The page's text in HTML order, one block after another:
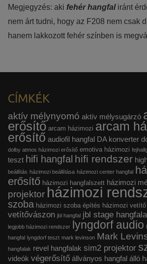
Megjegyzés: aki fehér hangfal iránt
nem árt tudni, hogy az F208 nem csak
hanem lakkozott fehér színben is
CÍMKÉK
aktív mélynyomó aktív mélysugárzó
erősítő arcam házimozi arcam
erősítő audiofil hangfal DA konverter
dolby atmos házimozi erősítő emotiva házimozi
teszt hifi hangfal hifi rendszer
beállítás házimozi beállítása házimozi center hangfal
erősítő házimozi hangfalszett házimozi
projektor házimozi
szoba házimozi szoba építés házimozi vetítő
vetítővászon jbl hangfal jbl stage
legjobb házimozi rendszer lyngdorf audio
hangfal lyngdorf teszt mark levinson Mark
hangfalak revel hangfalak sim2 projektor
videók végerősítő állványos hangfal álló